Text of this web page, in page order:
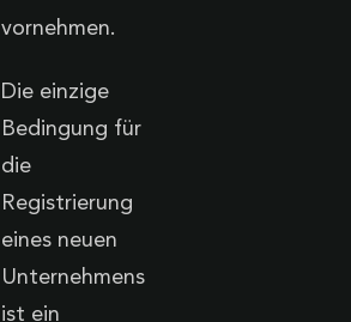
vornehmen.
Die einzige
Bedingung für
die
Registrierung
eines neuen
Unternehmens
ist ein